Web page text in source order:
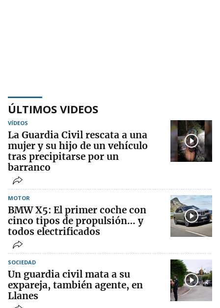
ÚLTIMOS VIDEOS
VÍDEOS
La Guardia Civil rescata a una
mujer y su hijo de un vehículo
tras precipitarse por un
barranco
MOTOR
BMW X5: El primer coche con
cinco tipos de propulsión… y
todos electrificados
SOCIEDAD
Un guardia civil mata a su
expareja, también agente, en
Llanes